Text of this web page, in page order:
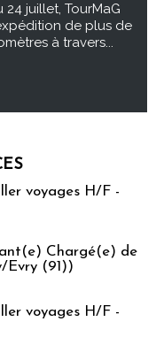
24 juillet, TourMaG
de plus de
à travers...
voyages H/F -
Chargé(e) de
Evry (91))
voyages H/F -